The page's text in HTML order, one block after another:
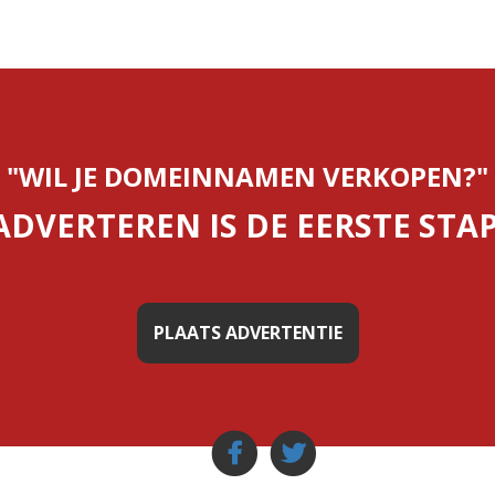
"WIL JE DOMEINNAMEN VERKOPEN?"
IS DE EERSTE
PLAATS ADVERTENTIE